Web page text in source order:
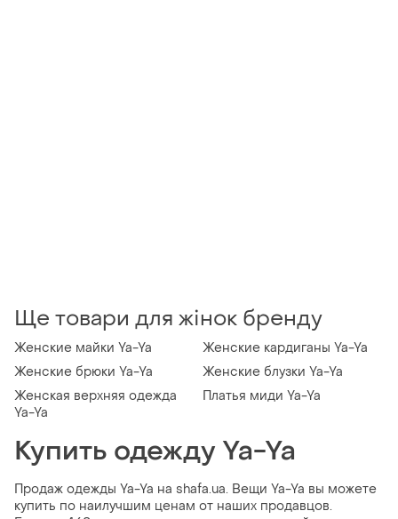
Ще товари для жінок бренду
Женские майки Ya-Ya
Женские кардиганы Ya-Ya
Женские брюки Ya-Ya
Женские блузки Ya-Ya
Женская верхняя одежда
Ya-Ya
Платья миди Ya-Ya
Купить одежду Ya-Ya
Продаж одежды Ya-Ya на shafa.ua. Вещи Ya-Ya вы можете
купить по наилучшим ценам от наших продавцов.